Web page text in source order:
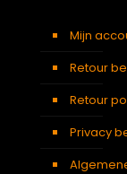
Mijn
Retour
Retour
Privacy